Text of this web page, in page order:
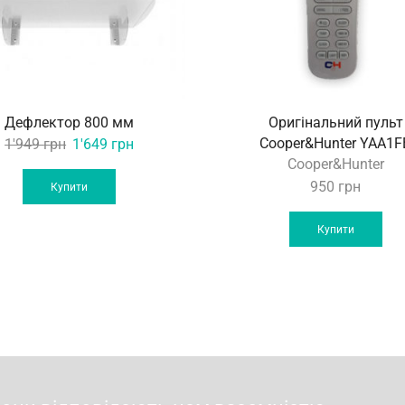
Дефлектор 800 мм
1'949грн Original
price
was:
1'949 грн.
1'649 грн
Купити
Оригінальний пульт
Cooper&Hunter
Cooper&Hunter
950 грн
Купити